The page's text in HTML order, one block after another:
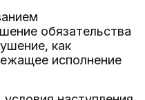
обязательства
как
исполнение